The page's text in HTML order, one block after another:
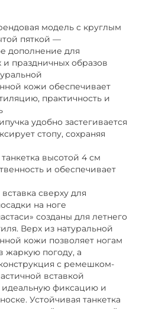
модель с круглым
пяткой —
дополнение для
и праздничных образов
кожи обеспечивает
практичность и
удобно застегивается
стопу, сохраняя
высотой 4 см
и обеспечивает
сверху для
на ноге
созданы для летнего
Верх из натуральной
кожи позволяет ногам
жаркую погоду, а
с ремешком-
вставкой
идеальную фиксацию и
Устойчивая танкетка